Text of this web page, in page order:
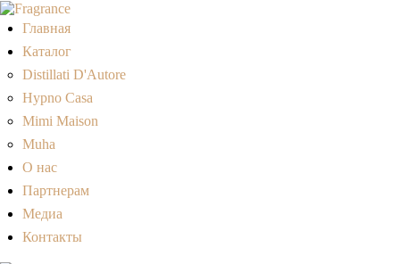
Главная
Каталог
Distillati D'Autore
Hypno Casa
Mimi Maison
Muha
О нас
Партнерам
Медиа
Контакты